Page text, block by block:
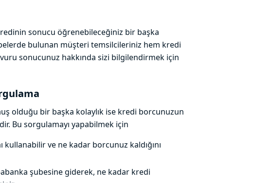
sonucu öğrenebileceğiniz bir başka
bulunan müşteri temsilcileriniz hem kredi
sonucunuz hakkında sizi bilgilendirmek için
olduğu bir başka kolaylık ise kredi borcunuzun
Bu sorgulamayı yapabilmek için
kullanabilir ve ne kadar borcunuz kaldığını
şubesine giderek, ne kadar kredi